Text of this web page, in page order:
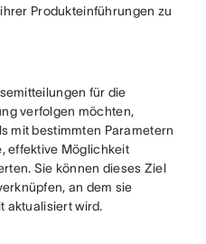
Produkteinführungen zu
für die
verfolgen möchten,
mit bestimmten Parametern
effektive Möglichkeit
Sie können dieses Ziel
an dem sie
aktualisiert wird.